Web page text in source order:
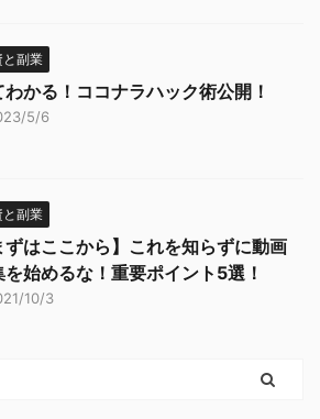
と副業
わかる！ココナラハック術公開！
5/6
と副業
ずはここから】これを知らずに動画
を始めるな！重要ポイント5選！
10/3